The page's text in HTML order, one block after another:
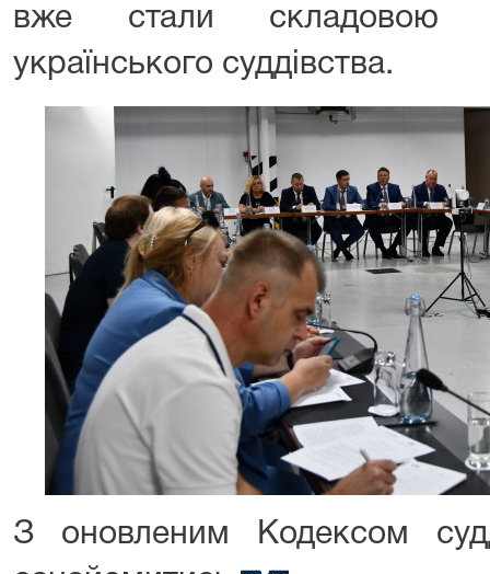
вже стали складовою
українського суддівства.
З оновленим Кодексом